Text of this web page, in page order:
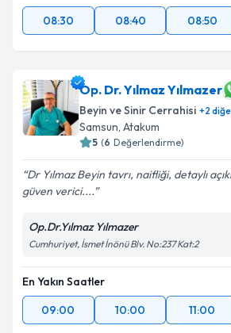
08:30
08:40 08:50
Op. Dr. Yılmaz Yılmazer
Beyin ve Sinir Cerrahisi +2
Samsun, Atakum
5 (6 Değerlendirme)
Dr Yılmaz Beyin tavrı, naifliği, detaylı
güven verici....
Op.Dr.Yılmaz Yılmazer
Cumhuriyet, İsmet İnönü Blv. No:237 Kat:2
En Yakın Saatler
09:00
10:00 11:00